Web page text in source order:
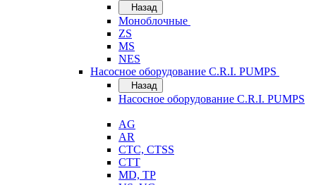
Назад
Моноблочные
ZS
MS
NES
Насосное оборудование C.R.I. PUMPS
Назад
Насосное оборудование C.R.I. PUMPS
AG
AR
CTC, CTSS
CTT
MD, TP